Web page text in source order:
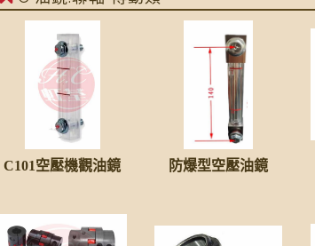
C101空壓機觀油鏡 防爆型空壓油鏡